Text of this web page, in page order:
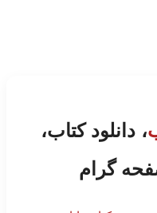
، دانلود کتاب،
گرام